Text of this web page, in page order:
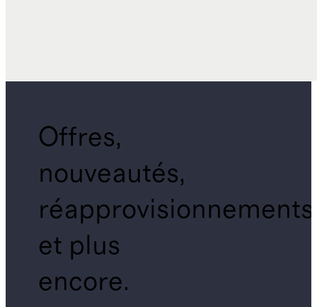
Offres,
nouveautés,
réapprovisionnements
et plus
encore.